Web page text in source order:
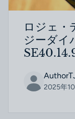
ロジェ・
ジーダイ
2025年